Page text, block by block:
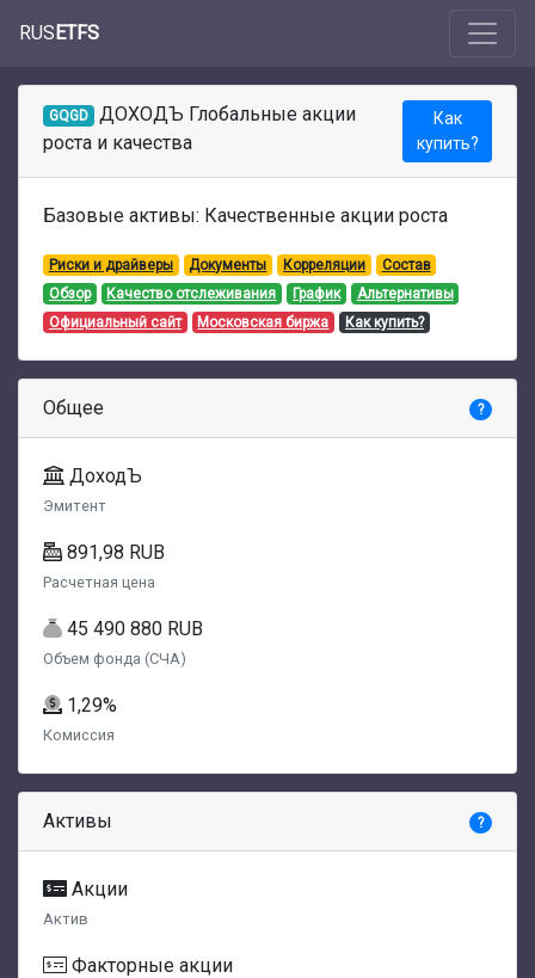
RUSETFS
GQGD
ДОХОДЪ Глобальные акции
роста и качества
Как
купить?
Базовые активы: Качественные акции роста
Риски и драйверы Документы Корреляции
Состав
Обзор
Качество отслеживания График
Альтернативы
Официальный сайт
Московская биржа Как купить?
Общее ?
ДоходЪ
Эмитент
891,98 RUB
Расчетная цена
45 490 880 RUB
Объем фонда (СЧА)
1,29%
Комиссия
Активы ?
Акции
Актив
Факторные акции